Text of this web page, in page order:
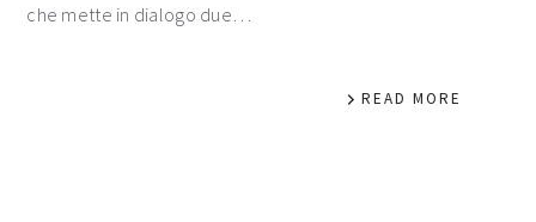
che mette in dialogo due…
READ MORE